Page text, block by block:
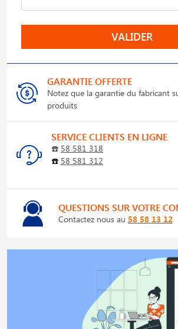
VALIDER
GARANTIE OFFERTE
Notez que la garantie du fabricant
produits
SERVICE CLIENTS EN LIGNE
☎️ 58 581 318
☎️ 58 581 312
QUESTIONS SUR VOTRE
Contactez nous au 58 58 13 12